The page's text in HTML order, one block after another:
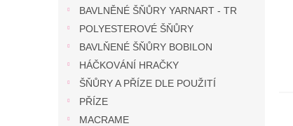
BAVLNĚNÉ ŠŇŮRY YARNART - TR
POLYESTEROVÉ ŠŇŮRY
BAVLŇENÉ ŠŇŮRY BOBILON
HÁČKOVÁNÍ HRAČKY
ŠŇŮRY A PŘÍZE DLE POUŽITÍ
PŘÍZE
MACRAME